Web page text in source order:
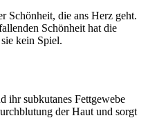
Schönheit, die ans Herz geht.
Schönheit hat die
kein Spiel.
ihr subkutanes Fettgewebe
der Haut und sorgt